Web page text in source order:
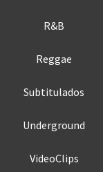
R&B
Reggae
Subtitulados
Underground
VideoClips